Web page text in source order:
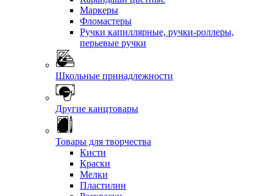
Маркеры
Фломастеры
Ручки капиллярные, ручки-роллеры,
перьевые ручки
Школьные принадлежности
Другие канцтовары
Товары для творчества
Кисти
Краски
Мелки
Пластилин